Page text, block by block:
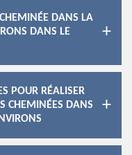
DANS LA
DANS LE
POUR RÉALISER
CHEMINÉES DANS